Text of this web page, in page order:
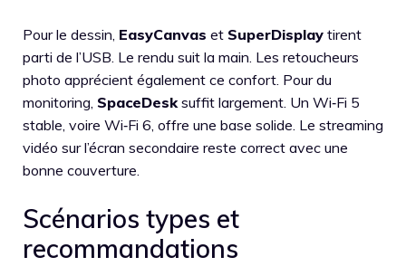
Pour le dessin, EasyCanvas et SuperDisplay tirent
parti de l’USB. Le rendu suit la main. Les retoucheurs
photo apprécient également ce confort. Pour du
monitoring, SpaceDesk suffit largement. Un Wi‑Fi 5
stable, voire Wi‑Fi 6, offre une base solide. Le streaming
vidéo sur l’écran secondaire reste correct avec une
bonne couverture.
Scénarios types et
recommandations